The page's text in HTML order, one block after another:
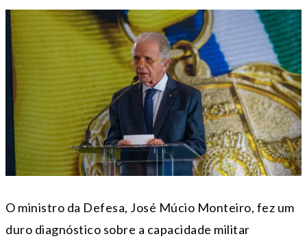
O ministro da Defesa, José Múcio Monteiro, fez um
duro diagnóstico sobre a capacidade militar